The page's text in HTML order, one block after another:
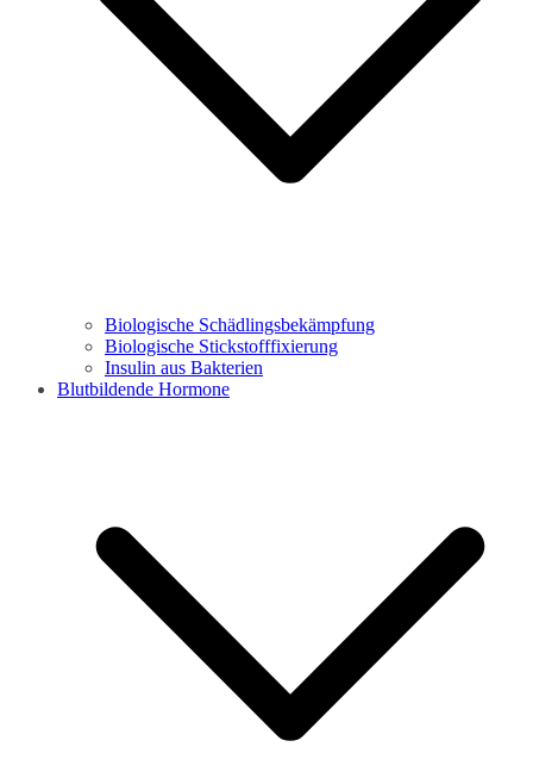
Biologische Schädlingsbekämpfung
Biologische Stickstofffixierung
Insulin aus Bakterien
Blutbildende Hormone